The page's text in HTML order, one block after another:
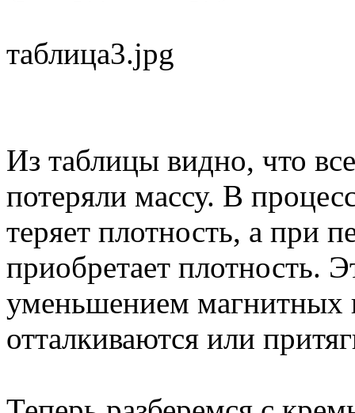
таблица3.jpg
Из таблицы видно, что
потеряли массу. В
теряет плотность, а при
приобретает плотность.
уменьшением магнитных
отталкиваются или